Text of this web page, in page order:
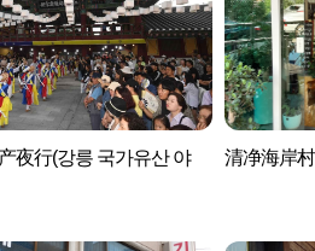
夜行(강릉 국가유산 야
清净海岸